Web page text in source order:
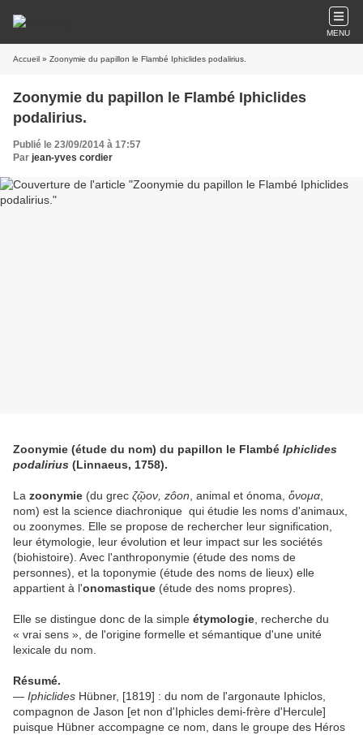
MENU
Accueil » Zoonymie du papillon le Flambé Iphiclides podalirius.
Zoonymie du papillon le Flambé Iphiclides
podalirius.
Publié le 23/09/2014 à 17:57
Par jean-yves cordier
Zoonymie (étude du nom) du papillon le Flambé Iphiclides
podalirius (Linnaeus, 1758).
La zoonymie (du grec ζῷον, zôon , animal et ónoma, ὄνομα
nom) est la science diachronique qui étudie les noms d'animaux,
ou zoonymes. Elle se propose de rechercher leur signification,
leur étymologie, leur évolution et leur impact sur les sociétés
(biohistoire). Avec l'anthroponymie (étude des noms de
personnes), et la toponymie (étude des noms de lieux) elle
appartient à l'onomastique (étude des noms propres).
Elle se distingue donc de la simple étymologie , recherche du
« vrai sens », de l'origine formelle et sémantique d'une unité
lexicale du nom.
Résumé.
— Iphiclides Hübner, [1819] : du nom de l'argonaute Iphiclos,
compagnon de Jason [et non d'Iphicles demi-frère d'Hercule]
puisque Hübner accompagne ce nom, dans le groupe des Héros